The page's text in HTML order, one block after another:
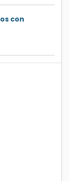
con